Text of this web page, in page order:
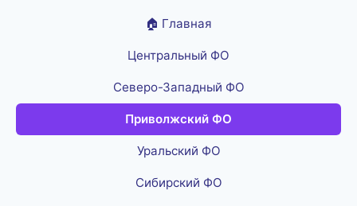
🏠 Главная
Центральный ФО
Северо-Западный ФО
Приволжский ФО
Уральский ФО
Сибирский ФО